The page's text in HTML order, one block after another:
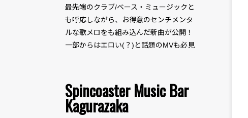
最先端のクラブ/ベース・ミュージックと
も呼応しながら、お得意のセンチメンタ
ルな歌メロをも組み込んだ新曲が公開！
一部からはエロい(？)と話題のMVも必見
Spincoaster Music Bar
Kagurazaka